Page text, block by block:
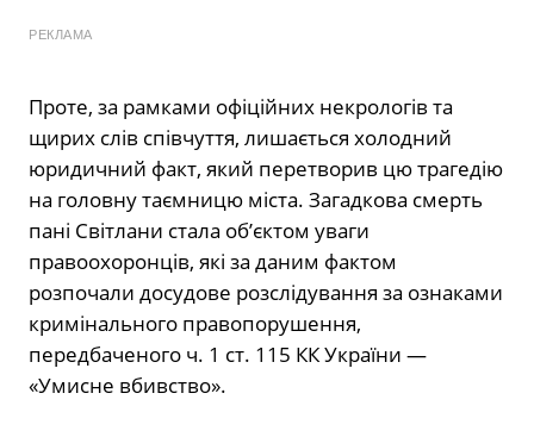
РЕКЛАМА
Проте, за рамками офіційних некрологів та
щирих слів співчуття, лишається холодний
юридичний факт, який перетворив цю трагедію
на головну таємницю міста. Загадкова смерть
пані Світлани стала об’єктом уваги
правоохоронців, які за даним фактом
розпочали досудове розслідування за ознаками
кримінального правопорушення,
передбаченого ч. 1 ст. 115 КК України —
«Умисне вбивство».